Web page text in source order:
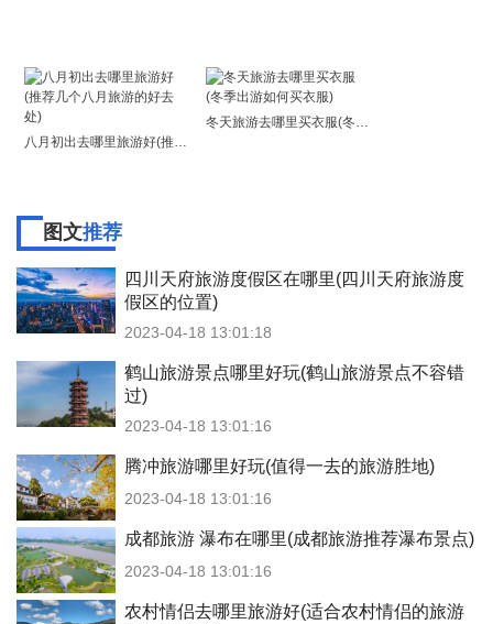
八月初出去哪里旅游好(推荐几个八月旅游的好去处)
冬天旅游去哪里买衣服(冬季出游如何买衣服)
图文推荐
四川天府旅游度假区在哪里(四川天府旅游度
假区的位置)
2023-04-18 13:01:18
鹤山旅游景点哪里好玩(鹤山旅游景点不容错
过)
2023-04-18 13:01:16
腾冲旅游哪里好玩(值得一去的旅游胜地)
2023-04-18 13:01:16
成都旅游 瀑布在哪里(成都旅游推荐瀑布景点)
2023-04-18 13:01:16
农村情侣去哪里旅游好(适合农村情侣的旅游